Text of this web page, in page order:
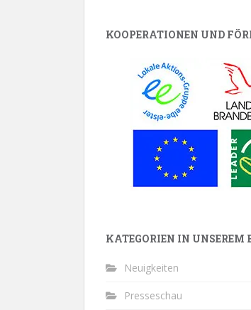
KOOPERATIONEN UND
KATEGORIEN IN UNSEREM
Neuigkeiten
Presseschau